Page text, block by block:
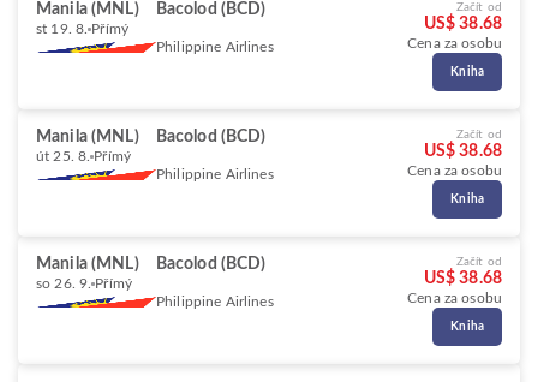
Manila (MNL) Bacolod (BCD)
st 19. 8. Přímý
Philippine Airlines
Začít od
US$ 38.68
Cena za osobu
Kniha
Manila (MNL) Bacolod (BCD)
út 25. 8. Přímý
Philippine Airlines
Začít od
US$ 38.68
Cena za osobu
Kniha
Manila (MNL) Bacolod (BCD)
so 26. 9. Přímý
Philippine Airlines
Začít od
US$ 38.68
Cena za osobu
Kniha